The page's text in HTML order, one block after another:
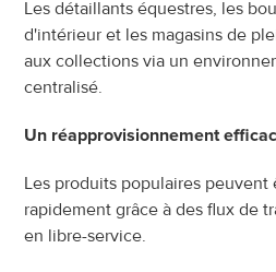
Les détaillants équestres, les
d'intérieur et les magasins de
aux collections via un
centralisé.
Un réapprovisionnement
Les produits populaires peuvent
rapidement grâce à des flux de
en libre-service.